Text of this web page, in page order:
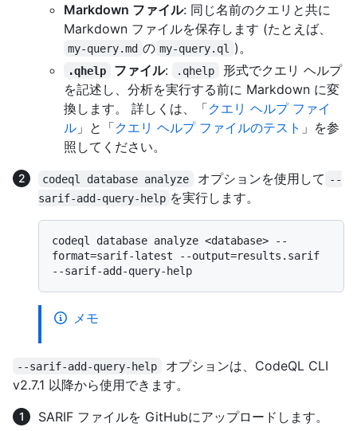
Markdown ファイル: 同じ名前のクエリと共に
Markdown ファイルを保存します (たとえば、
my-query.md の my-query.ql )。
.qhelp ファイル: .qhelp
形式でクエリ ヘルプ
を記述し、分析を実行する前に Markdown に変
換します。 詳しくは、「クエリ ヘルプ ファイ
ル 」と「クエリ ヘルプ ファイルのテスト 」を参
照してください。
codeql database analyze オプションを使用して --
sarif-add-query-help を実行します。
codeql database analyze <database> --
format=sarif-latest --output=results.sarif
メモ
--sarif-add-query-help
オプションは、CodeQL CLI
v2.7.1 以降から使用できます。
SARIF ファイルを GitHubにアップロードします。